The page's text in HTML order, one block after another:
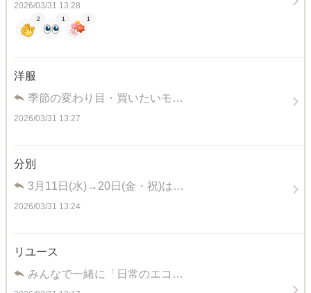
2026/03/31 13:28
2 1 1
洋服
季節の変わり目・買いたいモ…
2026/03/31 13:27
分別
3月11日(水)→20日(金・祝)は…
2026/03/31 13:24
リユース
みんなで一緒に「日常のエコ…